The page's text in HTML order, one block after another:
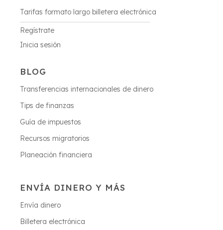
Tarifas formato largo billetera electrónica
Regístrate
Inicia sesión
BLOG
Transferencias internacionales de dinero
Tips de finanzas
Guía de impuestos
Recursos migratorios
Planeación financiera
ENVÍA DINERO Y MÁS
Envía dinero
Billetera electrónica